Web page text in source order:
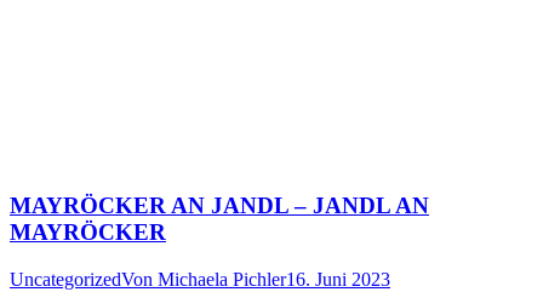
MAYRÖCKER AN JANDL – JANDL AN
MAYRÖCKER
UncategorizedVon Michaela Pichler16. Juni 2023